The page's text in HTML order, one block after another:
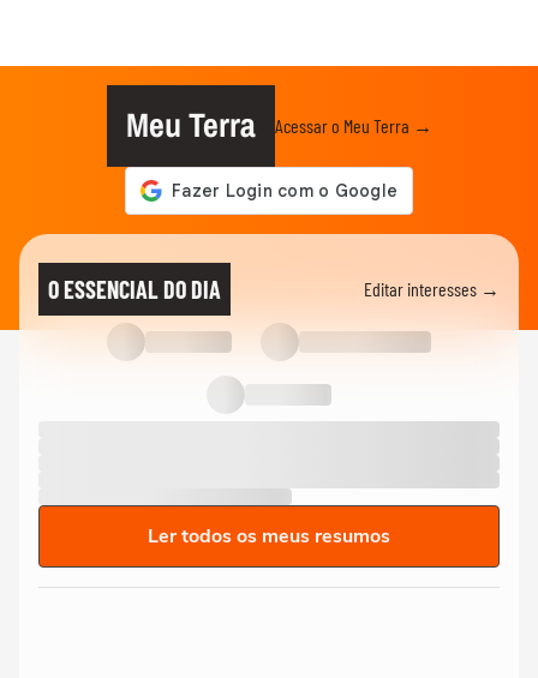
Meu Terra Acessar o Meu Terra →
O ESSENCIAL DO DIA Editar interesses →
Ler todos os meus resumos